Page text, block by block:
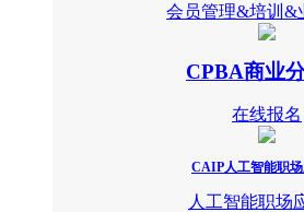
会员管理&培训&
CPBA商业
在线报名
CAIP人工智能职
人工智能职场